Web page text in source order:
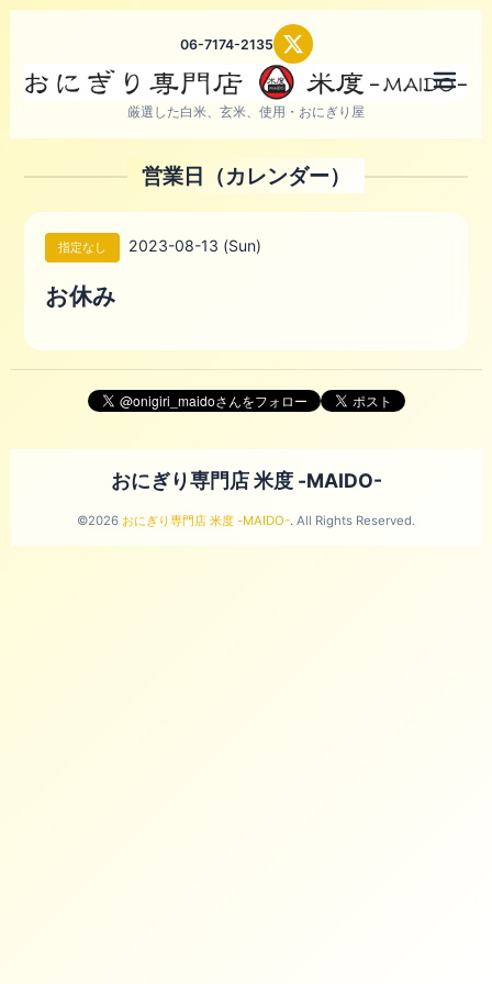
06-7174-2135
厳選した白米、玄米、使用・おにぎり屋
営業日（カレンダー）
指定なし 2023-08-13 (Sun)
お休み
おにぎり専門店 米度 -MAIDO-
©2026 おにぎり専門店 米度 -MAIDO-. All Rights Reserved.